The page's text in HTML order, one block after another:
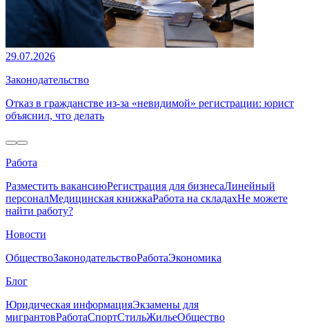
29.07.2026
Законодательство
Отказ в гражданстве из-за «невидимой» регистрации: юрист
объяснил, что делать
Работа
Разместить вакансиюРегистрация для бизнесаЛинейный
персоналМедицинская книжкаРабота на складахНе можете
найти работу?
Новости
ОбществоЗаконодательствоРаботаЭкономика
Блог
Юридическая информацияЭкзамены для
мигрантовРаботаСпортСтильЖильеОбщество